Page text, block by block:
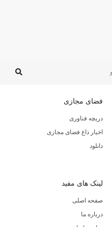
فضای مجازی
دریچه فناوری
اخبار داغ فضای مجازی
دانلود
لینک های مفید
صفحه اصلی
درباره ما